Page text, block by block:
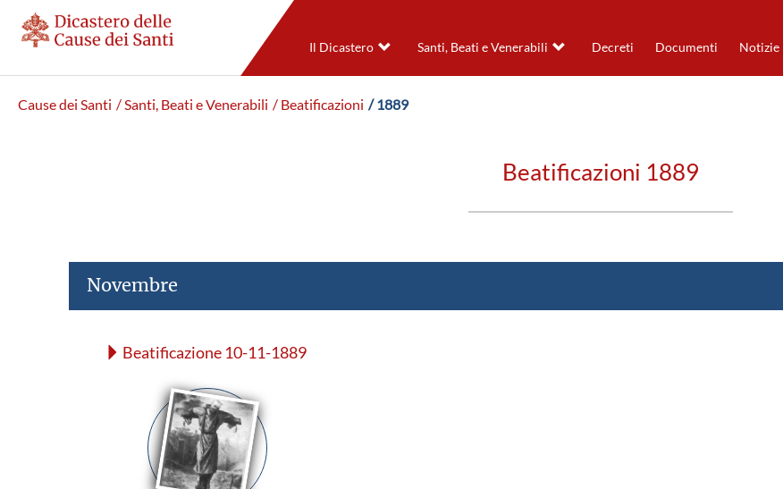
Il Dicastero Santi, Beati e Venerabili Decreti Documenti Notizie
Cause dei Santi / Santi, Beati e Venerabili / Beatificazioni / 1889
Beatificazioni 1889
Novembre
Beatificazione 10-11-1889